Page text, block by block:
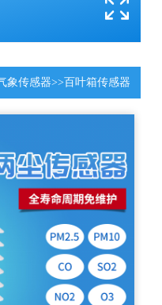
象传感器>>百叶箱传感器